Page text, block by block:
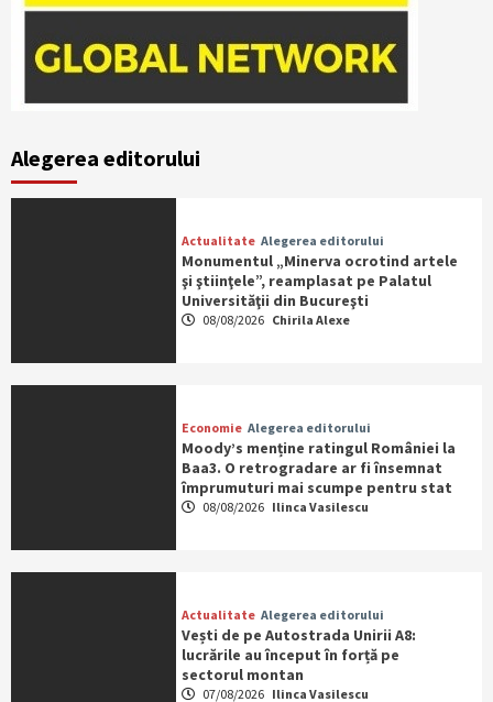
Alegerea editorului
Actualitate Alegerea editorului
Monumentul „Minerva ocrotind artele
şi ştiinţele”, reamplasat pe Palatul
Universităţii din Bucureşti
08/08/2026 Chirila Alexe
Economie Alegerea editorului
Moody’s menține ratingul României la
Baa3. O retrogradare ar fi însemnat
împrumuturi mai scumpe pentru stat
08/08/2026 Ilinca Vasilescu
Actualitate Alegerea editorului
Vești de pe Autostrada Unirii A8:
lucrările au început în forță pe
sectorul montan
07/08/2026 Ilinca Vasilescu